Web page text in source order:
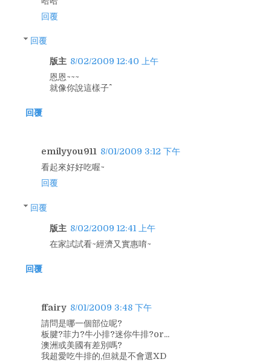
回覆
回覆
版主 8/02/2009 12:40 上午
恩恩~~~
就像你說這樣子^^
回覆
emilyyou911 8/01/2009 3:12 下午
看起來好好吃喔~
回覆
回覆
版主 8/02/2009 12:41 上午
在家試試看~經濟又實惠唷~
回覆
ffairy 8/01/2009 3:48 下午
請問是哪一個部位呢?
板腱?菲力?牛小排?迷你牛排?or...
澳洲或美國有差別嗎?
我超愛吃牛排的,但就是不會選XD